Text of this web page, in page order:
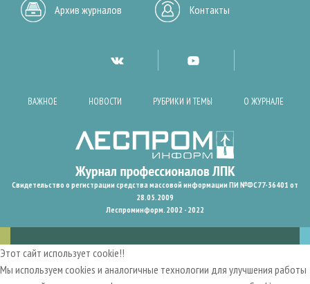
Архив журналов Контакты
ВАЖНОЕ НОВОСТИ РУБРИКИ И ТЕМЫ О ЖУРНАЛЕ
Свидетельство о регистрации средства массовой информации ПИ №ФС77-36401 от
28.05.2009
Леспроминформ. 2002 - 2022
Этот сайт использует cookie!!
Мы используем cookies и аналогичные технологии для улучшения работы